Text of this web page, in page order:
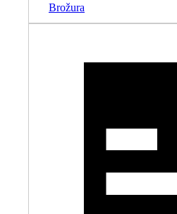
Brožura